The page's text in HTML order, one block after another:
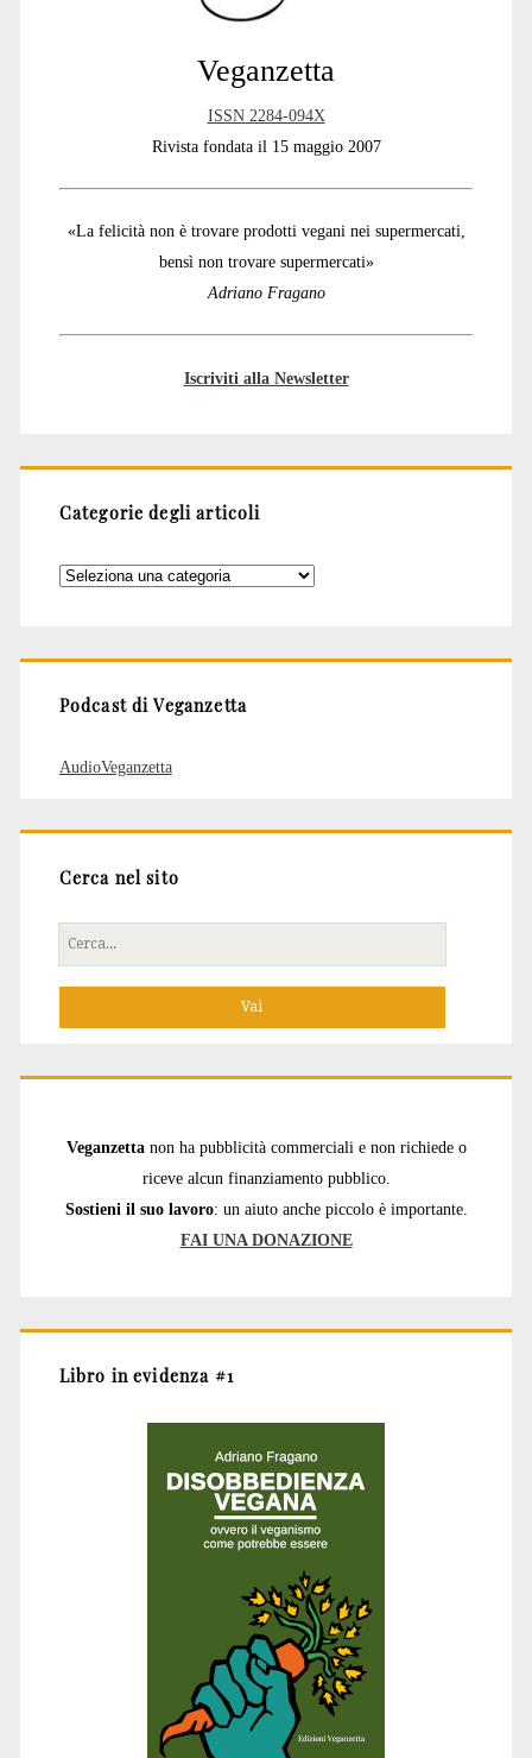
Veganzetta
ISSN 2284-094X
Rivista fondata il 15 maggio 2007
«La felicità non è trovare prodotti vegani nei supermercati,
bensì non trovare supermercati»
Adriano Fragano
Iscriviti alla Newsletter
Categorie degli articoli
Categorie
Podcast di Veganzetta
AudioVeganzetta
Cerca nel sito
Cerca
per:
Veganzetta non ha pubblicità commerciali e non richiede o
riceve alcun finanziamento pubblico.
Sostieni il suo lavoro: un aiuto anche piccolo è importante.
FAI UNA DONAZIONE
Libro in evidenza #1